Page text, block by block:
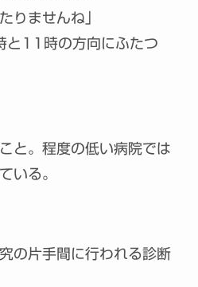
りませんね」
と11時の方向にふたつ
と。程度の低い病院では
いる。
の片手間に行われる診断